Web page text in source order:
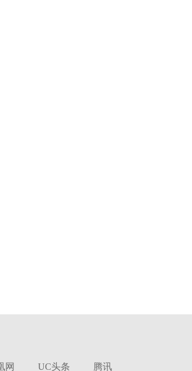
网 UC头条 腾讯